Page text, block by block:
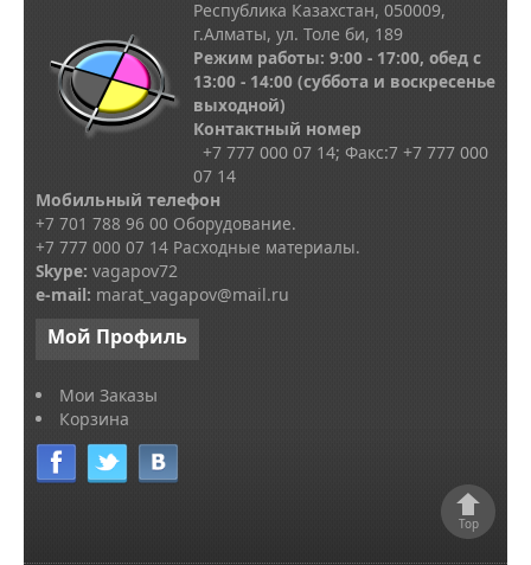
Республика Казахстан, 050009,
г.Алматы, ул. Толе би, 189
Режим работы: 9:00 - 17:00, обед с
13:00 - 14:00 (суббота и воскресенье
выходной)
Контактный номер
+7 777 000 07 14; Факс:7 +7 777 000
07 14
Мобильный телефон
+7 701 788 96 00 Оборудование.
+7 777 000 07 14 Расходные материалы.
Skype: vagapov72
e-mail: marat_vagapov@mail.ru
Мой Профиль
Мои Заказы
Корзина
Top